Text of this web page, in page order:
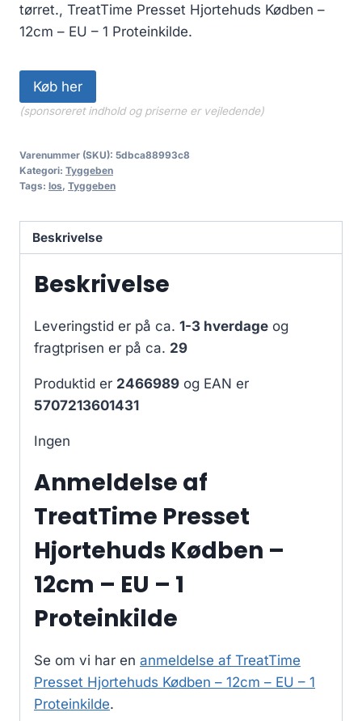
tørret., TreatTime Presset Hjortehuds Kødben –
12cm – EU – 1 Proteinkilde.
Køb her
(sponsoreret indhold og priserne er vejledende)
Varenummer (SKU): 5dbca88993c8
Kategori: Tyggeben
Tags: los, Tyggeben
Beskrivelse
Beskrivelse
Leveringstid er på ca. 1-3 hverdage og
fragtprisen er på ca. 29
Produktid er 2466989 og EAN er
5707213601431
Ingen
Anmeldelse af
TreatTime Presset
Hjortehuds Kødben –
12cm – EU – 1
Proteinkilde
Se om vi har en anmeldelse af TreatTime
Presset Hjortehuds Kødben – 12cm – EU – 1
Proteinkilde.